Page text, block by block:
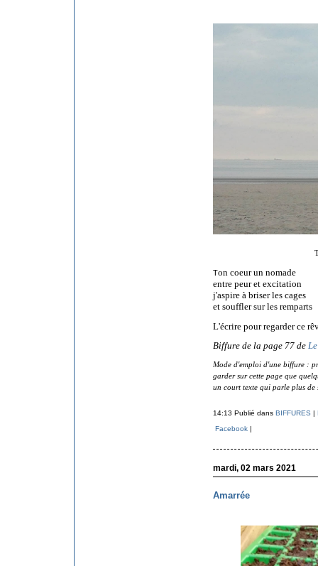
Ton coeur un nomade
entre peur et excitation
j'aspire à briser les cages
et souffler sur les remparts
L'écrire pour regarder ce
Biffure de la page 77 de
Mode d'emploi d'une biffure :
garder sur cette page que
un court texte qui parle plus de
14:13 Publié dans BIFFURES |
Facebook|
mardi, 02 mars 2021
Amarrée